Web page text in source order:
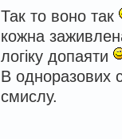
Так то воно так
кожна
логіку допаяти
В одноразових
смислу.